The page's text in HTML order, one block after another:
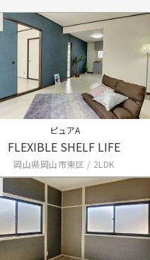
ピュアA
FLEXIBLE SHELF LIFE
岡山県岡山市東区 / 2LDK